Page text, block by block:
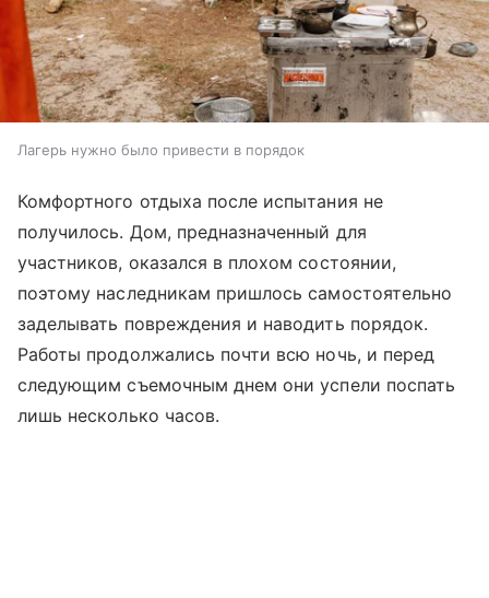
Лагерь нужно было привести в порядок
Комфортного отдыха после испытания не
получилось. Дом, предназначенный для
участников, оказался в плохом состоянии,
поэтому наследникам пришлось самостоятельно
заделывать повреждения и наводить порядок.
Работы продолжались почти всю ночь, и перед
следующим съемочным днем они успели поспать
лишь несколько часов.